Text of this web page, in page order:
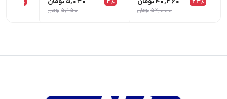
52,000 تومان 5,150 تومان